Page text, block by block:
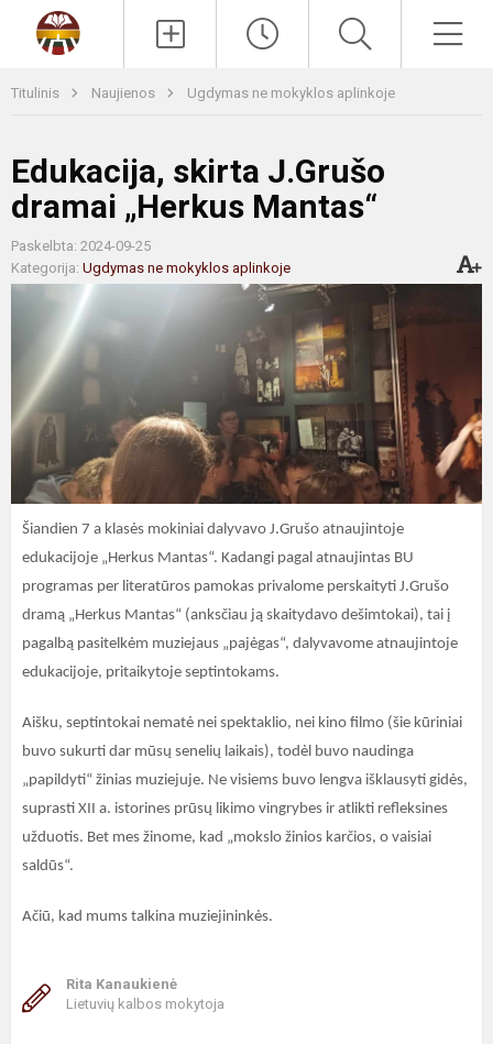
Titulinis Naujienos Ugdymas ne mokyklos aplinkoje
Edukacija, skirta J.Grušo
dramai „Herkus Mantas“
Paskelbta: 2024-09-25
Kategorija: Ugdymas ne mokyklos aplinkoje
Šiandien 7 a klasės mokiniai dalyvavo J.Grušo atnaujintoje
edukacijoje „Herkus Mantas“. Kadangi pagal atnaujintas BU
programas per literatūros pamokas privalome perskaityti J.Grušo
dramą „Herkus Mantas“ (anksčiau ją skaitydavo dešimtokai), tai į
pagalbą pasitelkėm muziejaus „pajėgas“, dalyvavome atnaujintoje
edukacijoje, pritaikytoje septintokams.
Aišku, septintokai nematė nei spektaklio, nei kino filmo (šie kūriniai
buvo sukurti dar mūsų senelių laikais), todėl buvo naudinga
„papildyti“ žinias muziejuje. Ne visiems buvo lengva išklausyti gidės,
suprasti XII a. istorines prūsų likimo vingrybes ir atlikti refleksines
užduotis. Bet mes žinome, kad „mokslo žinios karčios, o vaisiai
saldūs“.
Ačiū, kad mums talkina muziejininkės.
Rita Kanaukienė
Lietuvių kalbos mokytoja